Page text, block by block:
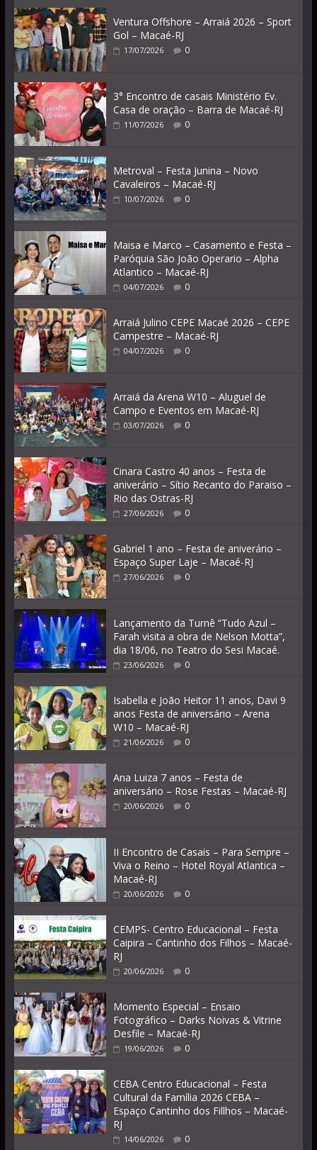
Ventura Offshore – Arraiá 2026 – Sport
Gol – Macaé-RJ
17/07/2026 0
3° Encontro de casais Ministério Ev.
Casa de oração – Barra de Macaé-RJ
11/07/2026 0
Metroval – Festa Junina – Novo
Cavaleiros – Macaé-RJ
10/07/2026 0
Maisa e Marco – Casamento e Festa –
Paróquia São João Operario – Alpha
Atlantico – Macaé-RJ
04/07/2026 0
Arraiá Julino CEPE Macaé 2026 – CEPE
Campestre – Macaé-RJ
04/07/2026 0
Arraiá da Arena W10 – Aluguel de
Campo e Eventos em Macaé-RJ
03/07/2026 0
Cinara Castro 40 anos – Festa de
aniverário – Sítio Recanto do Paraiso –
Rio das Ostras-RJ
27/06/2026 0
Gabriel 1 ano – Festa de aniverário –
Espaço Super Laje – Macaé-RJ
27/06/2026 0
Lançamento da Turnê “Tudo Azul –
Farah visita a obra de Nelson Motta”,
dia 18/06, no Teatro do Sesi Macaé.
23/06/2026 0
Isabella e João Heitor 11 anos, Davi 9
anos Festa de aniversário – Arena
W10 – Macaé-RJ
21/06/2026 0
Ana Luiza 7 anos – Festa de
aniversário – Rose Festas – Macaé-RJ
20/06/2026 0
II Encontro de Casais – Para Sempre –
Viva o Reino – Hotel Royal Atlantica –
Macaé-RJ
20/06/2026 0
CEMPS- Centro Educacional – Festa
Caipira – Cantinho dos Filhos – Macaé-
RJ
20/06/2026 0
Momento Especial – Ensaio
Fotográfico – Darks Noivas & Vitrine
Desfile – Macaé-RJ
19/06/2026 0
CEBA Centro Educacional – Festa
Cultural da Família 2026 CEBA –
Espaço Cantinho dos Fillhos – Macaé-
RJ
14/06/2026 0